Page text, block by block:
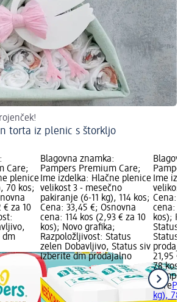
torta iz plenic s štorkljo
Care;
plenice
70 kos;
€ za 10
dm
Blagovna znamka:
Pampers Premium Care;
Ime izdelka: Hlačne plenice
velikost 3 - mesečno
pakiranje (6-11 kg), 114 kos;
Cena: 33,45 €; Osnovna
cena: 114 kos (2,93 € za 10
kos); Novo grafika;
Razpoložljivost: Status
zelen Dobavljivo, Status siv
Izberite dm prodajalno
Ime
velikost
Cena:
cena: 78
kos);
Status
Status
21,95 €
78 kos
Care
kg), 78